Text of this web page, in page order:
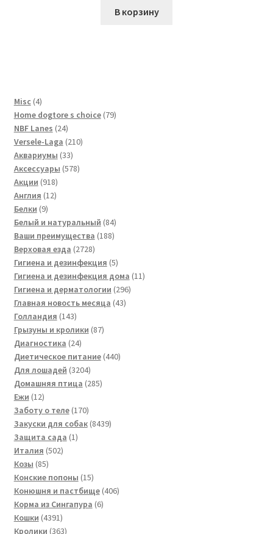
В корзину
Misc 44
товара
Home dogtore s choice 7979
NBF Lanes 2424
товара
Versele-Laga 210210
Аквариумы 3333
товара
Аксессуары 578578
Акции 918918
товаров
Англия 1212
Белки 99
товаров
Белый и натуральный 8484
товара
Ваши преимущества 188188
Верховая езда 27282728
товаров
Гигиена и дезинфекция 55
товаров
Гигиена и дезинфекция дома 1111
Гигиена и дерматологии 296296
Главная новость месяца 4343
Голландия 143143
товара
Грызуны и кролики 8787
Диагностика 2424
товара
Диетическое питание 440440
Для лошадей 32043204
товара
Домашняя птица 285285
Ежи 1212
товаров
Заботу о теле 170170
товаров
Закуски для собак 84398439
Защита сада 11
Италия 502502
Козы 8585
товаров
Конские попоны 1515
товаров
Конюшня и пастбище 406406
Корма из Сингапура 66
Кошки 43914391
товар
Кролики 363363